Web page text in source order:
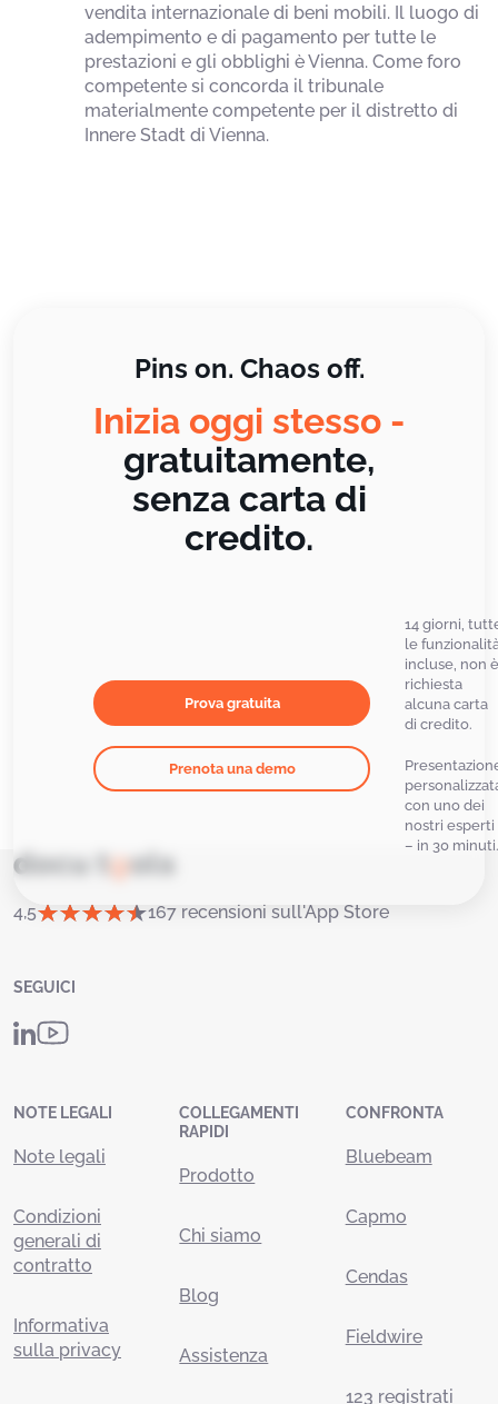
vendita internazionale di beni mobili. Il luogo di
adempimento e di pagamento per tutte le
prestazioni e gli obblighi è Vienna. Come foro
competente si concorda il tribunale
materialmente competente per il distretto di
Innere Stadt di Vienna.
Pins on. Chaos off.
Inizia oggi stesso -
gratuitamente,
senza carta di
credito.
Prova gratuita
Prenota una demo
14 giorni,
le
incluse, non è
richiesta
alcuna carta
di credito.
con uno dei
nostri esperti
– in 30 minuti.
4,5 167 recensioni sull'App Store
SEGUICI
NOTE LEGALI
Note legali
Condizioni
generali di
contratto
Informativa
sulla privacy
COLLEGAMENTI
RAPIDI
Prodotto
Chi siamo
Blog
Assistenza
CONFRONTA
Bluebeam
Capmo
Cendas
Fieldwire
123 registrati